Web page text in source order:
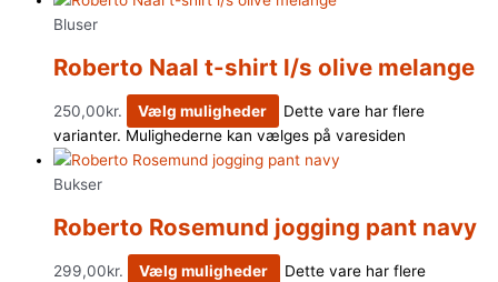
Bluser
Roberto Naal t-shirt l/s olive melange
250,00kr. Vælg muligheder
Dette vare har flere
varianter. Mulighederne kan vælges på varesiden
Bukser
Roberto Rosemund jogging pant navy
299,00kr. Vælg muligheder
Dette vare har flere